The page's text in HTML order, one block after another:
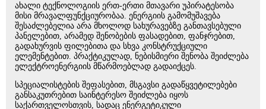
ახალი ტექნოლოგიის ერთ-ერთი მთავარი უპირატესობა
მისი მრავალფუნქციურობაა. ენერგიის გამომუშავება
შესაძლებელია არა მხოლოდ სახურავებზე განთავსებული
პანელებით, არამედ შენობების ფასადებით, ფანჯრებით,
გადახურვის ფილებითა და სხვა კონსტრუქციული
ელემენტებით. პრაქტიკულად, ნებისმიერი შენობა შეიძლება
ელექტროენერგიის მწარმოებლად გადაიქცეს.
სპეციალისტების შეფასებით, მსგავსი გადაწყვეტილებები
განსაკუთრებით საინტერესო შეიძლება იყოს
საქართველოსთვის, სადაც ენერგეტიკული